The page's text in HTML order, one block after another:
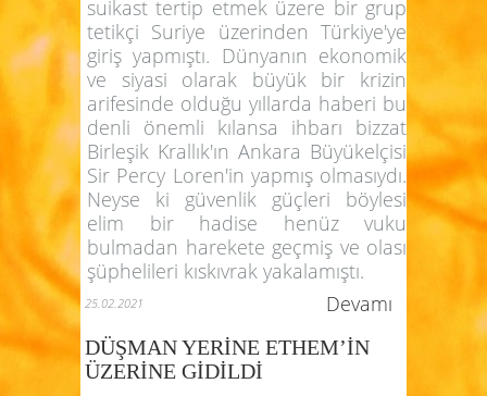
tetikçi Suriye üzerinden Türkiye'ye
giriş yapmıştı. Dünyanın ekonomik
ve siyasi olarak büyük bir krizin
arifesinde olduğu yıllarda haberi bu
denli önemli kılansa ihbarı bizzat
Birleşik Krallık'ın Ankara Büyükelçisi
Sir Percy Loren'in yapmış olmasıydı.
Neyse ki güvenlik güçleri böylesi
elim bir hadise henüz vuku
bulmadan harekete geçmiş ve olası
şüphelileri kıskıvrak yakalamıştı.
25.02.2021 Devamı
DÜŞMAN YERİNE ETHEM’İN
ÜZERİNE GİDİLDİ